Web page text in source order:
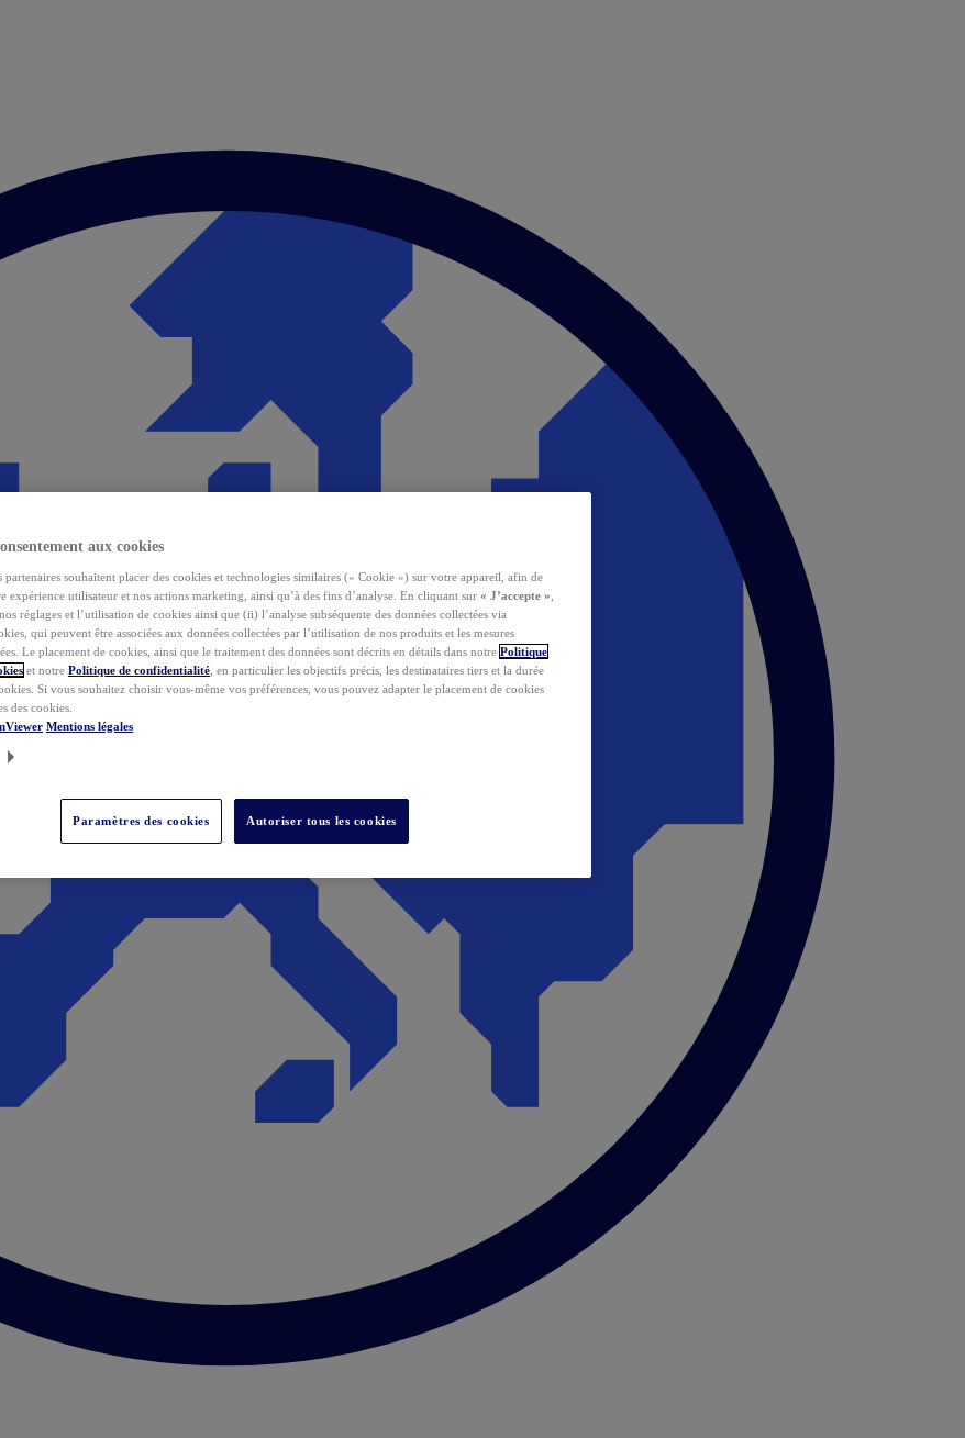
aux cookies
partenaires souhaitent placer des cookies et technologies similaires (« Cookie ») sur votre appareil, afin de
expérience utilisateur et nos actions marketing, ainsi qu’à des fins d’analyse. En cliquant sur « J’accepte »
réglages et l’utilisation de cookies ainsi que (ii) l’analyse subséquente des données collectées via
qui peuvent être associées aux données collectées par l’utilisation de nos produits et les mesures
Le placement de cookies, ainsi que le traitement des données sont décrits en détails dans notre Politique
et notre Politique de confidentialité , en particulier les objectifs précis, les destinataires tiers et la durée
Si vous souhaitez choisir vous-même vos préférences, vous pouvez adapter le placement de cookies
des cookies.
Mentions légales
Paramètres des cookies Autoriser tous les cookies